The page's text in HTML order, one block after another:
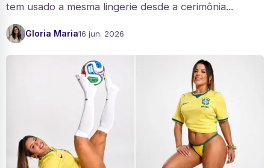
tem usado a mesma lingerie desde a cerimônia...
Gloria Maria16 jun. 2026